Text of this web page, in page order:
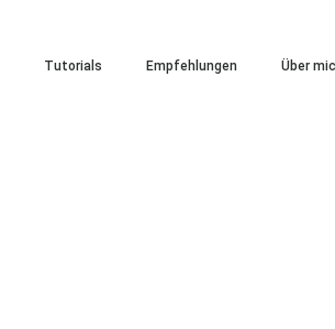
Tutorials Empfehlungen Über